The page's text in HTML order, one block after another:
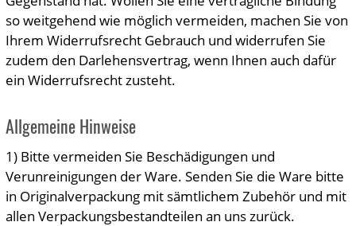
so weitgehend wie möglich vermeiden, machen Sie von
Ihrem Widerrufsrecht Gebrauch und widerrufen Sie
zudem den Darlehensvertrag, wenn Ihnen auch dafür
ein Widerrufsrecht zusteht.
Allgemeine Hinweise
1) Bitte vermeiden Sie Beschädigungen und
Verunreinigungen der Ware. Senden Sie die Ware bitte
in Originalverpackung mit sämtlichem Zubehör und mit
allen Verpackungsbestandteilen an uns zurück.